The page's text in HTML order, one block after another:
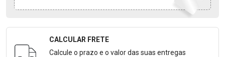
Formulário para Calcular o Frete
CALCULAR FRETE
Calcule o prazo e o valor das suas entregas